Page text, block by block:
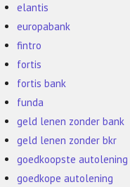
elantis
europabank
fintro
fortis
fortis bank
funda
geld lenen zonder bank
geld lenen zonder bkr
goedkoopste autolening
goedkope autolening